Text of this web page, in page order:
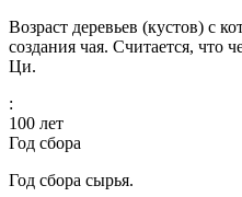
Возраст деревьев (кустов) с
создания чая. Считается, что
Ци.
:
100 лет
Год сбора
Год сбора сырья.